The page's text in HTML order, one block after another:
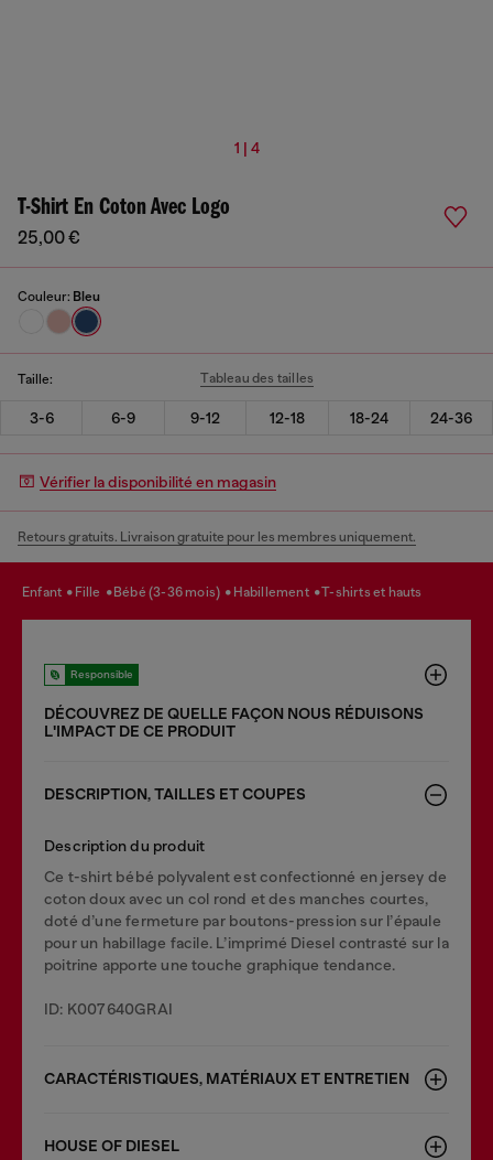
1 | 4
T-Shirt En Coton Avec Logo
25,00 €
Couleur: Bleu
Taille: Tableau des tailles
3-6 6-9 9-12 12-18 18-24 24-36
Vérifier la disponibilité en magasin
Retours gratuits. Livraison gratuite pour les membres uniquement.
enfant fille bébé (3-36 mois) habillement t-shirts et hauts
Responsible
DÉCOUVREZ DE QUELLE FAÇON NOUS RÉDUISONS
LʹIMPACT DE CE PRODUIT
DESCRIPTION, TAILLES ET COUPES
Description du produit
Ce t-shirt bébé polyvalent est confectionné en jersey de
coton doux avec un col rond et des manches courtes,
doté d’une fermeture par boutons-pression sur l’épaule
pour un habillage facile. L’imprimé Diesel contrasté sur la
poitrine apporte une touche graphique tendance.
ID: K007640GRAI
CARACTÉRISTIQUES, MATÉRIAUX ET ENTRETIEN
HOUSE OF DIESEL